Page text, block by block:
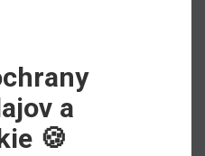
a
🍪